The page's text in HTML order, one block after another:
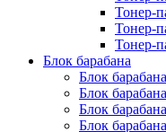
Тонер-
Тонер-
Тонер-
Блок барабана
Блок
Блок
Блок
Блок